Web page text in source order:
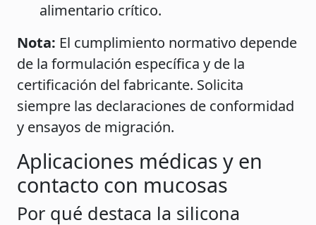
alimentario crítico.
Nota: El cumplimiento normativo depende
de la formulación específica y de la
certificación del fabricante. Solicita
siempre las declaraciones de conformidad
y ensayos de migración.
Aplicaciones médicas y en
contacto con mucosas
Por qué destaca la silicona